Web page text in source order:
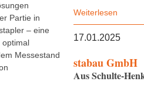
Weiterlesen
17.01.2025
stabau GmbH
Aus Schulte-
Partie in
– eine
optimal
Messestand